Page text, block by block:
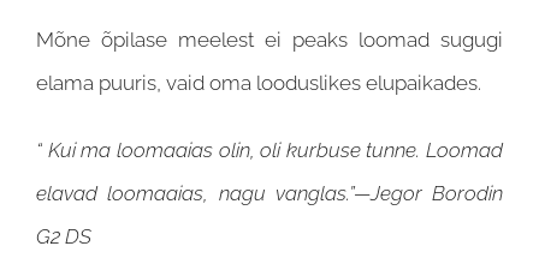
Mõne õpilase meelest ei peaks loomad sugugi
elama puuris, vaid oma looduslikes elupaikades.
“ Kui ma loomaaias olin, oli kurbuse tunne. Loomad
elavad loomaaias, nagu vanglas.”—Jegor Borodin
G2 DS